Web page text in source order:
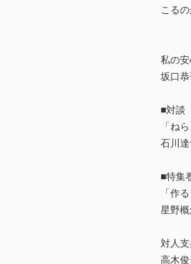
こる
私の
坂口
■対談
「ね
石川
■特集
「作
星野概
対人
高木俊